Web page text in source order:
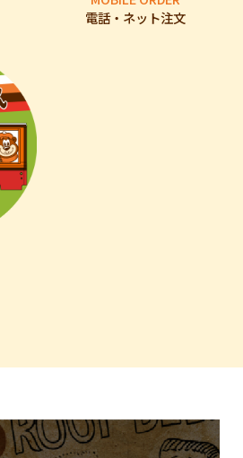
電話・ネット注文